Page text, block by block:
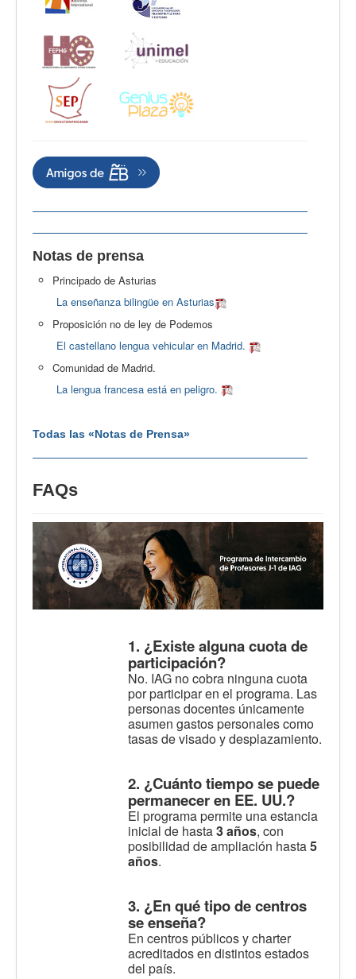
Notas de prensa
Principado de Asturias
La enseñanza bilingüe en Asturias
Proposición no de ley de Podemos
El castellano lengua vehicular en Madrid.
Comunidad de Madrid.
La lengua francesa está en peligro.
Todas las «Notas de Prensa»
FAQs
1. ¿Existe alguna cuota de
participación?
No. IAG no cobra ninguna cuota
por participar en el programa. Las
personas docentes únicamente
asumen gastos personales como
tasas de visado y desplazamiento.
2. ¿Cuánto tiempo se puede
permanecer en EE. UU.?
El programa permite una estancia
inicial de hasta3 años, con
posibilidad de ampliación hasta5
años.
3. ¿En qué tipo de centros
se enseña?
En centros públicos y charter
acreditados en distintos estados
del país.